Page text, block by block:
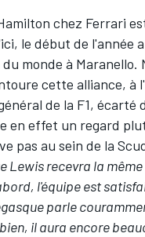
chez Ferrari
le début de l'année
monde à
cette alliance, à
de la F1, écarté
en effet un regard
pas au sein de la
Lewis recevra la
l'équipe est
parle
il aura encore